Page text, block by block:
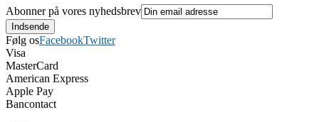
Abonner på vores nyhedsbrev
Følg osFacebookTwitter
Visa
MasterCard
American Express
Apple Pay
Bancontact